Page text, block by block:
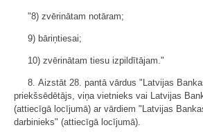
"8) zvērinātam notāram;
9) bāriņtiesai;
10) zvērinātam tiesu izpildītājam."
8. Aizstāt 28. pantā vārdus "Latvijas
priekšsēdētājs, viņa vietnieks vai Latvijas
(attiecīgā locījumā) ar vārdiem "Latvijas
darbinieks" (attiecīgā locījumā).